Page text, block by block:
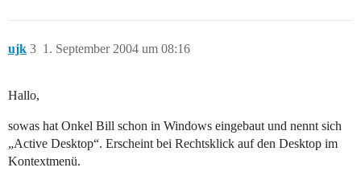
ujk 1. September 2004 um 08:16
3
Hallo,
sowas hat Onkel Bill schon in Windows eingebaut und nennt sich
„Active Desktop“. Erscheint bei Rechtsklick auf den Desktop im
Kontextmenü.